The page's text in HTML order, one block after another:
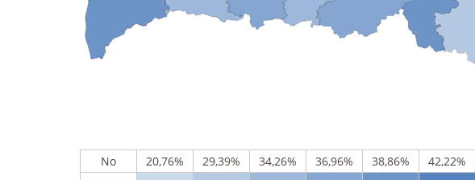
No 20,76% 29,39% 34,26% 36,96% 38,86% 42,22%